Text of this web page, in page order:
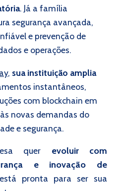
. Já a família
segurança avançada,
e prevenção de
e operações.
, sua instituição amplia
instantâneos,
com blockchain em
novas demandas do
e segurança.
quer evoluir com
e inovação de
pronta para ser sua